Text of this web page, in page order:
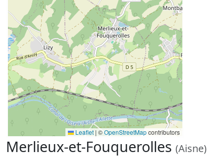
Leaflet | ©OpenStreetMapcontributors
Merlieux-et-Fouquerolles (Aisne)